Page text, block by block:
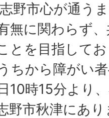
野市心が通う
無に関わらず
とを目指して
ちから障がい
10時15分より
野市秋津にあ